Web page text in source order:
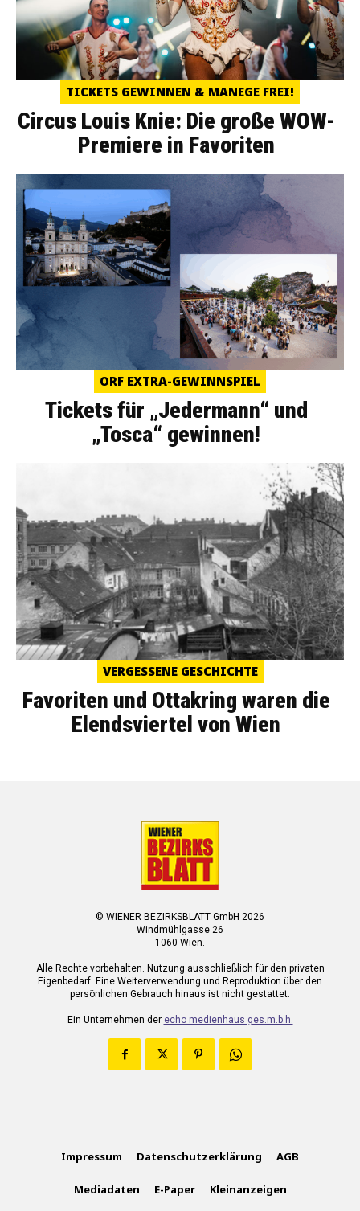
TICKETS GEWINNEN & MANEGE FREI!
Circus Louis Knie: Die große WOW-
Premiere in Favoriten
ORF EXTRA-GEWINNSPIEL
Tickets für „Jedermann“ und
„Tosca“ gewinnen!
VERGESSENE GESCHICHTE
Favoriten und Ottakring waren die
Elendsviertel von Wien
© WIENER BEZIRKSBLATT GmbH 2026
Windmühlgasse 26
1060 Wien.
Alle Rechte vorbehalten. Nutzung ausschließlich für den privaten
Eigenbedarf. Eine Weiterverwendung und Reproduktion über den
persönlichen Gebrauch hinaus ist nicht gestattet.
Ein Unternehmen der echo medienhaus ges.m.b.h.
Impressum Datenschutzerklärung AGB
Mediadaten E-Paper Kleinanzeigen